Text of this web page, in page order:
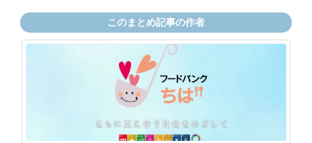
このまとめ記事の作者